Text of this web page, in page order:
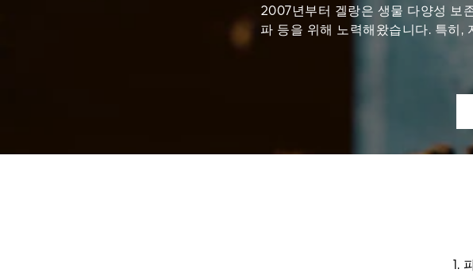
2007년부터 겔랑은 생물 다양성 보
파 등을 위해 노력해왔습니다. 특히,
1.